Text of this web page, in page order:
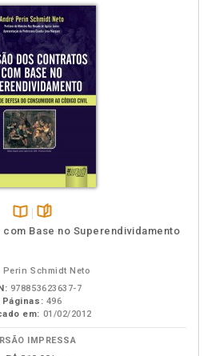
Disponível
páginas
Base no Superendividamento
Perin Schmidt Neto
978853623637-7
Páginas: 496
em: 01/02/2012
IMPRESSA